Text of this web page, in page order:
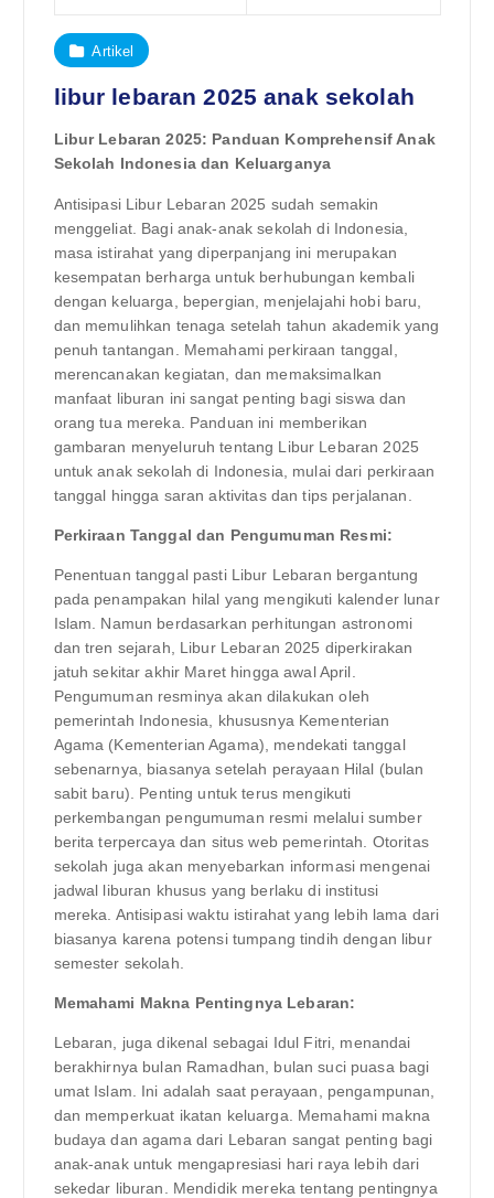
Artikel
libur lebaran 2025 anak sekolah
Libur Lebaran 2025: Panduan Komprehensif Anak
Sekolah Indonesia dan Keluarganya
Antisipasi Libur Lebaran 2025 sudah semakin
menggeliat. Bagi anak-anak sekolah di Indonesia,
masa istirahat yang diperpanjang ini merupakan
kesempatan berharga untuk berhubungan kembali
dengan keluarga, bepergian, menjelajahi hobi baru,
dan memulihkan tenaga setelah tahun akademik yang
penuh tantangan. Memahami perkiraan tanggal,
merencanakan kegiatan, dan memaksimalkan
manfaat liburan ini sangat penting bagi siswa dan
orang tua mereka. Panduan ini memberikan
gambaran menyeluruh tentang Libur Lebaran 2025
untuk anak sekolah di Indonesia, mulai dari perkiraan
tanggal hingga saran aktivitas dan tips perjalanan.
Perkiraan Tanggal dan Pengumuman Resmi:
Penentuan tanggal pasti Libur Lebaran bergantung
pada penampakan hilal yang mengikuti kalender lunar
Islam. Namun berdasarkan perhitungan astronomi
dan tren sejarah, Libur Lebaran 2025 diperkirakan
jatuh sekitar akhir Maret hingga awal April.
Pengumuman resminya akan dilakukan oleh
pemerintah Indonesia, khususnya Kementerian
Agama (Kementerian Agama), mendekati tanggal
sebenarnya, biasanya setelah perayaan Hilal (bulan
sabit baru). Penting untuk terus mengikuti
perkembangan pengumuman resmi melalui sumber
berita terpercaya dan situs web pemerintah. Otoritas
sekolah juga akan menyebarkan informasi mengenai
jadwal liburan khusus yang berlaku di institusi
mereka. Antisipasi waktu istirahat yang lebih lama dari
biasanya karena potensi tumpang tindih dengan libur
semester sekolah.
Memahami Makna Pentingnya Lebaran:
Lebaran, juga dikenal sebagai Idul Fitri, menandai
berakhirnya bulan Ramadhan, bulan suci puasa bagi
umat Islam. Ini adalah saat perayaan, pengampunan,
dan memperkuat ikatan keluarga. Memahami makna
budaya dan agama dari Lebaran sangat penting bagi
anak-anak untuk mengapresiasi hari raya lebih dari
sekedar liburan. Mendidik mereka tentang pentingnya